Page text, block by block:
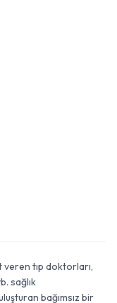
tıp doktorları,
sağlık
bağımsız bir